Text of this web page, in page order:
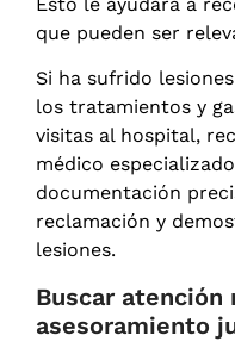
que pueden ser
Si ha sufrido
los tratamientos y
visitas al hospital,
médico
documentación
reclamación y
lesiones.
Buscar atención
asesoramiento